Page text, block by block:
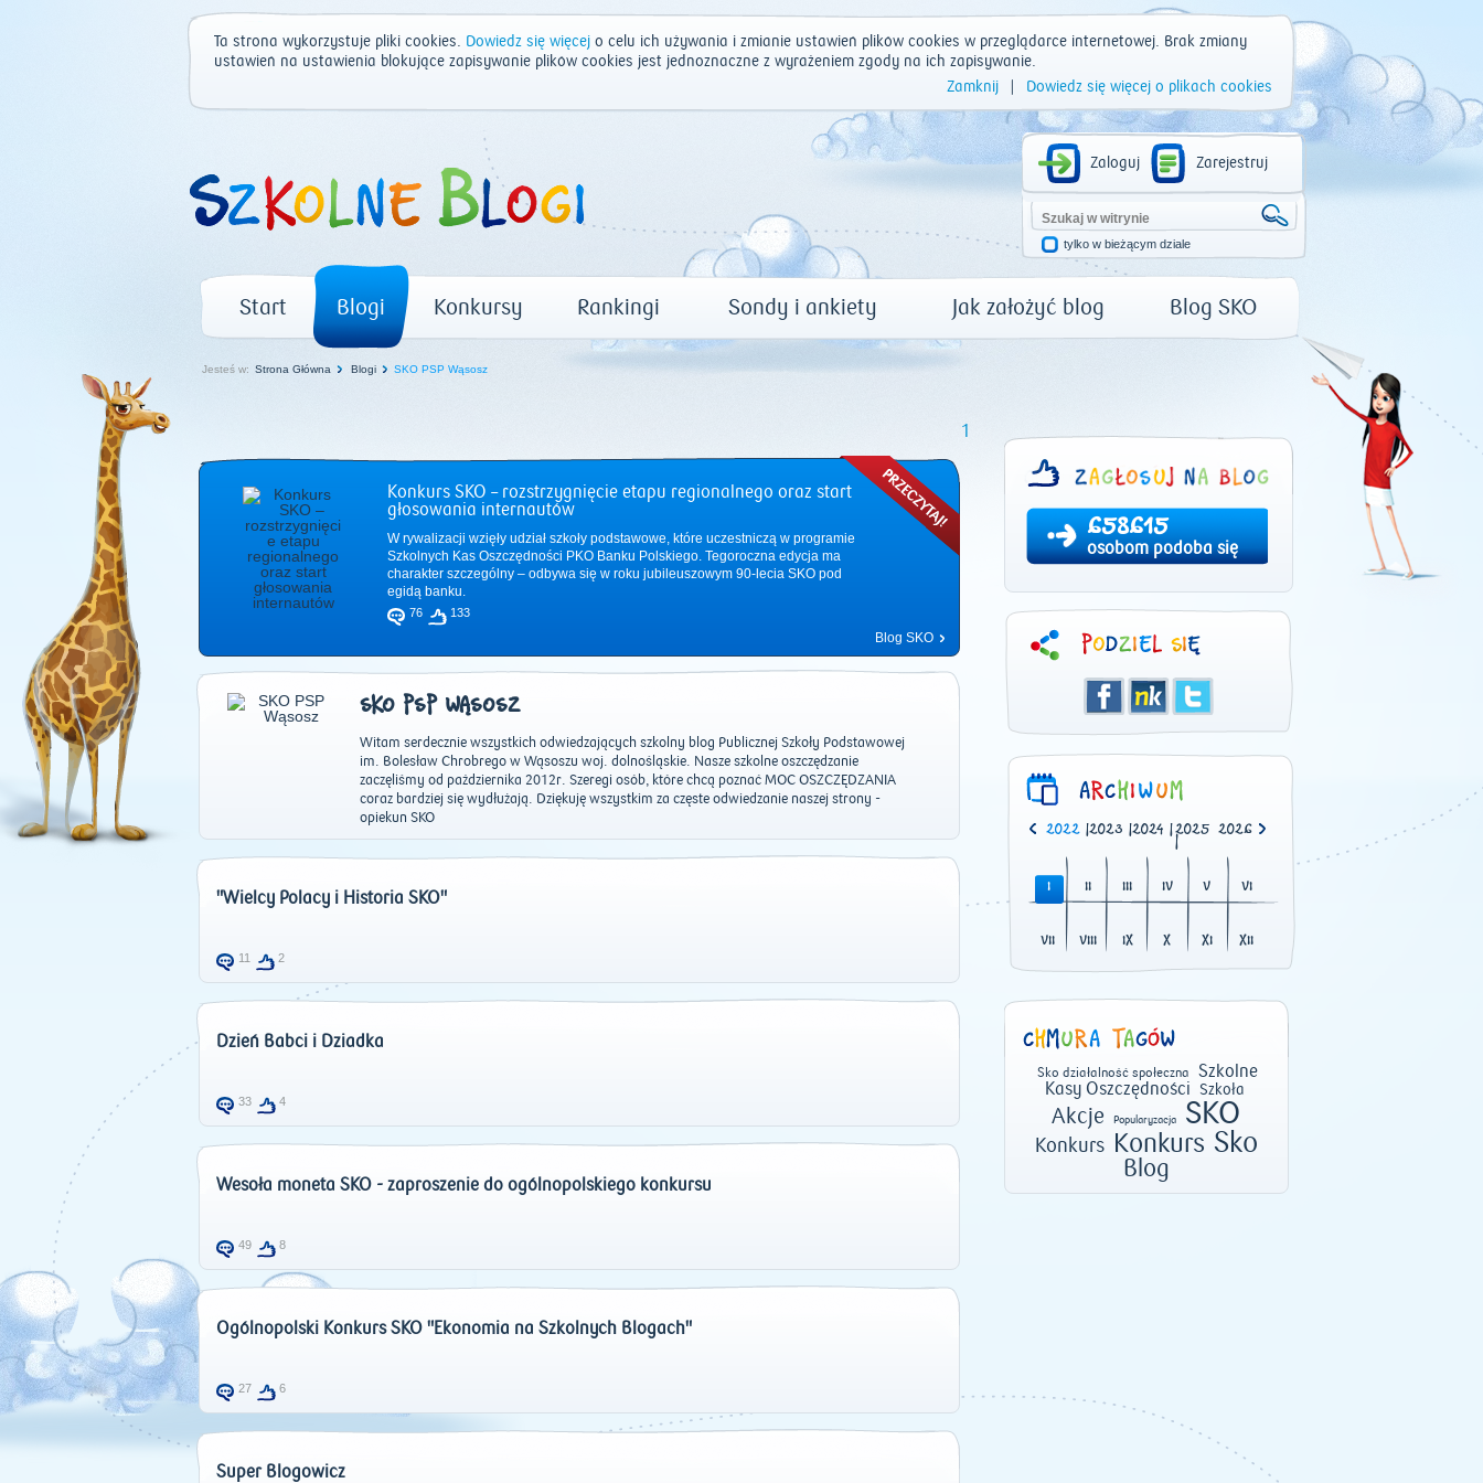
Ta strona wykorzystuje pliki cookies. Dowiedz się więcejo celu ich używania i zmianie ustawień plików cookies w przeglądarce internetowej. Brak zmiany
ustawień na ustawienia blokujące zapisywanie plików cookies jest jednoznaczne z wyrażeniem zgody na ich zapisywanie.
Zamknij
Dowiedz się więcej o plikach cookies
Zaloguj Zarejestruj
tylko w bieżącym dziale
Start Blogi Konkursy Rankingi Sondy i ankiety Jak założyć blog Blog SKO
Jesteś w: Strona Główna Blogi SKO PSP Wąsosz
1
Konkurs SKO – rozstrzygnięcie etapu regionalnego oraz start
głosowania internautów
W rywalizacji wzięły udział szkoły podstawowe, które uczestniczą w programie
Szkolnych Kas Oszczędności PKO Banku Polskiego. Tegoroczna edycja ma
charakter szczególny – odbywa się w roku jubileuszowym 90-lecia SKO pod
egidą banku.
76 133
Blog SKO
SKO PSP WĄSOSZ
Witam serdecznie wszystkich odwiedzających szkolny blog Publicznej Szkoły Podstawowej
im. Bolesław Chrobrego w Wąsoszu woj. dolnośląskie. Nasze szkolne oszczędzanie
zaczęliśmy od października 2012r. Szeregi osób, które chcą poznać MOC OSZCZĘDZANIA
coraz bardziej się wydłużają. Dziękuję wszystkim za częste odwiedzanie naszej strony -
opiekun SKO
"Wielcy Polacy i Historia SKO"
11 2
Dzień Babci i Dziadka
33 4
Wesoła moneta SKO - zaproszenie do ogólnopolskiego konkursu
49 8
Ogólnopolski Konkurs SKO "Ekonomia na Szkolnych Blogach"
27 6
Super Blogowicz
658615
osobom podoba się
2020 2021| 2022|2023 |2024 |2025
|
2026
I II III IV V VI
VII VIII IX X XI XII
Sko działalność społeczna
Szkolne
Kasy Oszczędności
Szkoła
Akcje Popularyzacja SKO
Konkurs Konkurs Sko
Blog